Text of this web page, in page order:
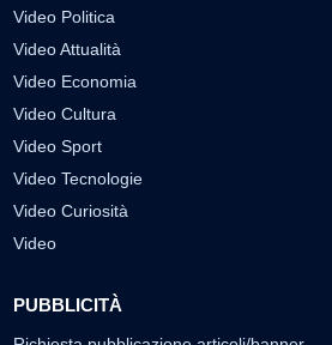
Video Politica
Video Attualità
Video Economia
Video Cultura
Video Sport
Video Tecnologie
Video Curiosità
Video
PUBBLICITÀ